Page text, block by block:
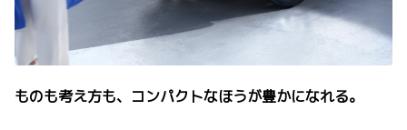
ものも考え方も、コンパクトなほうが豊かになれる。